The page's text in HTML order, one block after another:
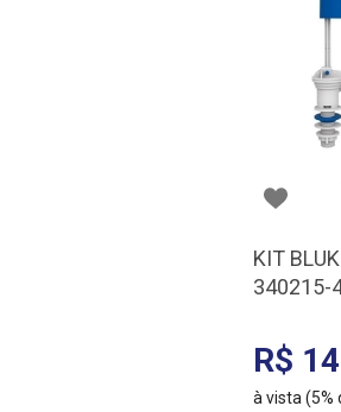
KIT
340215-
R$
à vista (5%